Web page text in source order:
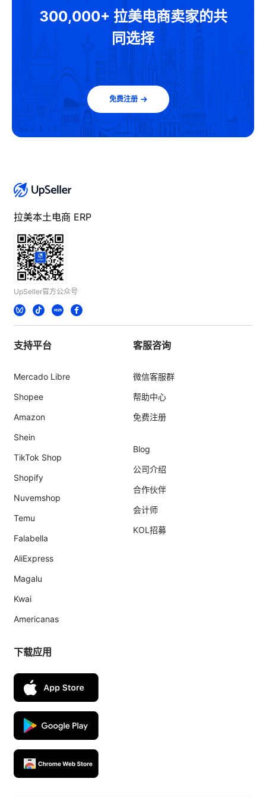
300,000+ 拉美电商卖家的共
同选择
免费注册
拉美本土电商 ERP
UpSeller官方公众号
支持平台
Mercado Libre
Shopee
Amazon
Shein
TikTok Shop
Shopify
Nuvemshop
Temu
Falabella
AliExpress
Magalu
Kwai
Americanas
客服咨询
微信客服群
帮助中心
免费注册
Blog
公司介绍
合作伙伴
会计师
KOL招募
下载应用